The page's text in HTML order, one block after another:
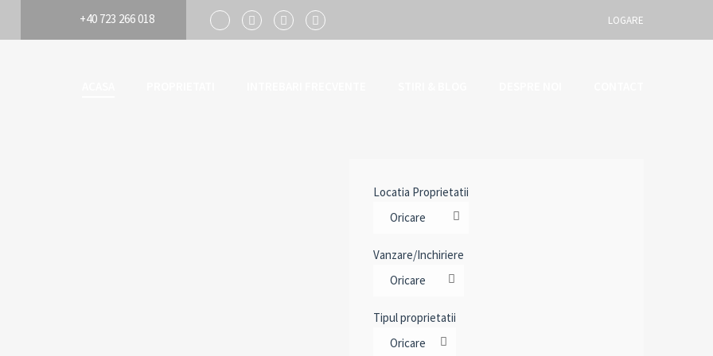
+40 723 266 018 LOGARE
Connect with:
Locatia Proprietatii
Oricare
Vanzare/Inchiriere
Oricare
Tipul proprietatii
Oricare